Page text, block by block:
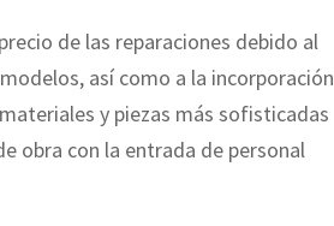
de las reparaciones debido al
así como a la incorporación
y piezas más sofisticadas
obra con la entrada de personal